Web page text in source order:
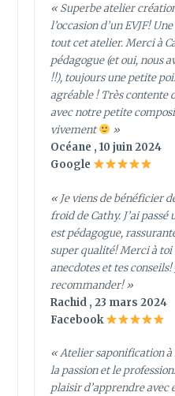
« Superbe atelier
l’occasion d’un EVJF!
tout cet atelier. Merci à
pédagogue (et oui, nous
!!), toujours une petite
agréable ! Très contente
avec notre petite
vivement
»
Océane , 10 juin 2024
Google
« Je viens de bénéficier
froid de Cathy. J’ai
est pédagogue,
super qualité! Merci à toi
anecdotes et tes conseils!
recommander! »
Rachid , 23 mars 2024
Facebook
« Atelier saponification à
la passion et le
plaisir d’apprendre avec